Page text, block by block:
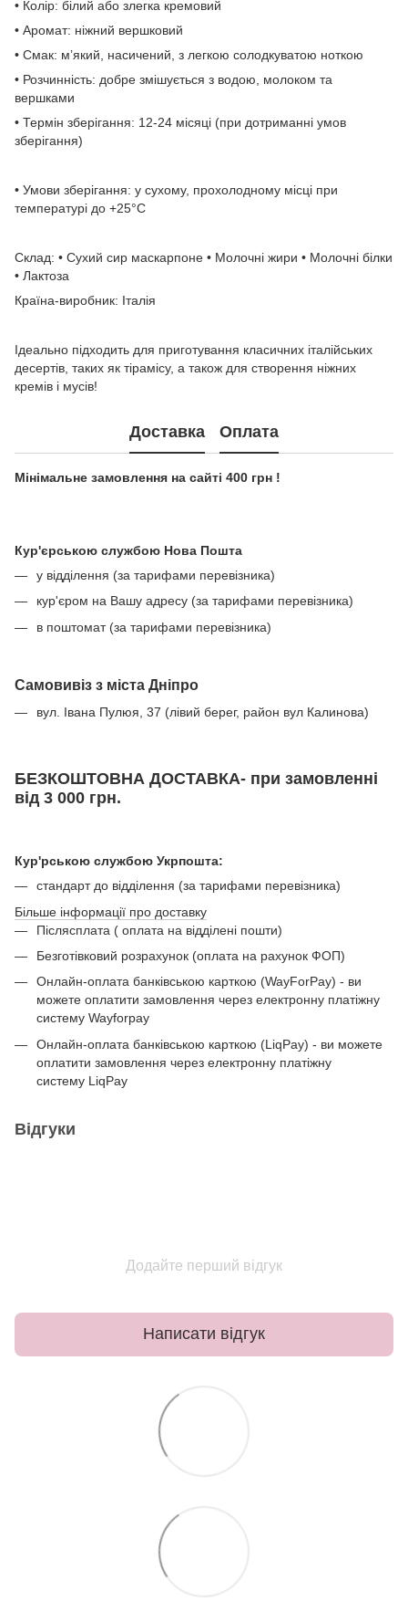
• Колір: білий або злегка кремовий
• Аромат: ніжний вершковий
• Смак: м’який, насичений, з легкою солодкуватою ноткою
• Розчинність: добре змішується з водою, молоком та
вершками
• Термін зберігання: 12-24 місяці (при дотриманні умов
зберігання)
• Умови зберігання: у сухому, прохолодному місці при
температурі до +25°C
Склад: • Сухий сир маскарпоне • Молочні жири • Молочні білки
• Лактоза
Країна-виробник: Італія
Ідеально підходить для приготування класичних італійських
десертів, таких як тірамісу, а також для створення ніжних
кремів і мусів!
Доставка Оплата
Мінімальне замовлення на сайті 400 грн !
Кур'єрською службою Нова Пошта
у відділення (за тарифами перевізника)
кур'єром на Вашу адресу (за тарифами перевізника)
в поштомат (за тарифами перевізника)
Самовивіз з міста Дніпро
вул. Івана Пулюя, 37 (лівий берег, район вул Калинова)
БЕЗКОШТОВНА ДОСТАВКА- при замовленні
від 3 000 грн.
Кур'рською службою Укрпошта:
стандарт до відділення (за тарифами перевізника)
Більше інформації про доставку
Післясплата ( оплата на відділені пошти)
Безготівковий розрахунок (оплата на рахунок ФОП)
Онлайн-оплата банківською карткою (WayForPay) - ви
можете оплатити замовлення через електронну платіжну
систему Wayforpay
Онлайн-оплата банківською карткою (LiqPay) - ви можете
оплатити замовлення через електронну платіжну
систему LiqPay
Відгуки
Додайте перший відгук
Написати відгук